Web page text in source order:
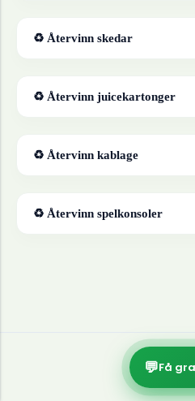
♻ Återvinn skedar
♻ Återvinn juicekartonger
♻ Återvinn kablage
♻ Återvinn spelkonsoler
💬Få